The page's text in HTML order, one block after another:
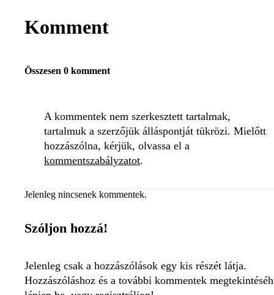
Komment
Összesen 0 komment
A kommentek nem szerkesztett tartalmak,
tartalmuk a szerzőjük álláspontját tükrözi. Mielőtt
hozzászólna, kérjük, olvassa el a
kommentszabályzatot.
Jelenleg nincsenek kommentek.
Szóljon hozzá!
Jelenleg csak a hozzászólások egy kis részét látja.
Hozzászóláshoz és a további kommentek